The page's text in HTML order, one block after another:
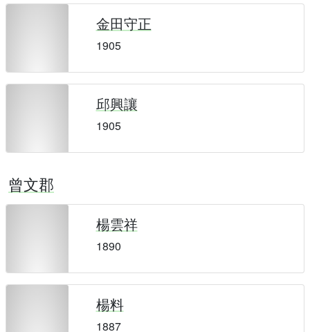
金田守正
1905
邱興讓
1905
曾文郡
楊雲祥
1890
楊料
1887